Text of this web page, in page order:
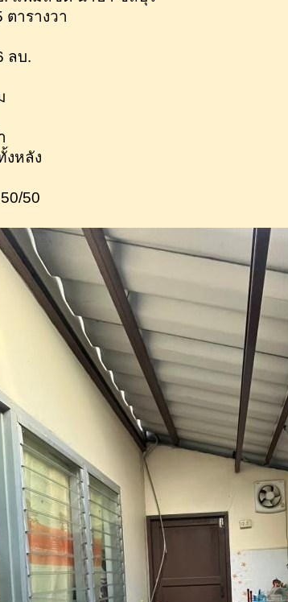
ารางวา
ลบ.
งหลัง
50